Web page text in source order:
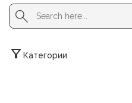
Search
for:
Button
Категории